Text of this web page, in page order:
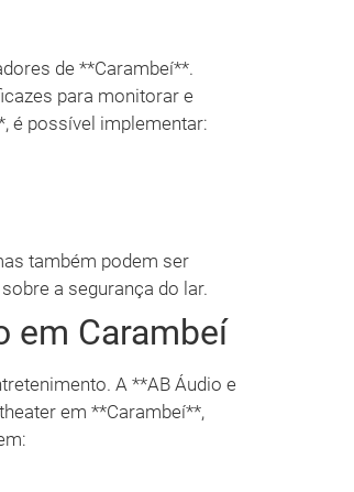
de **Carambeí**.
para monitorar e
é possível implementar:
também podem ser
a segurança do lar.
em Carambeí
A **AB Áudio e
em **Carambeí**,